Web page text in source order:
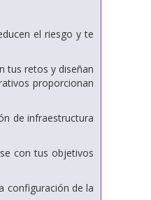
el riesgo y te
tus retos y diseñan
proporcionan
de infraestructura
con tus objetivos
configuración de la